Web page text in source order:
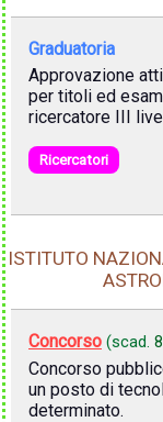
Graduatoria
Approvazione
per titoli ed
ricercatore III
Ricercatori
ISTITUTO
Concorso (scad.
Concorso
un posto di
determinato.